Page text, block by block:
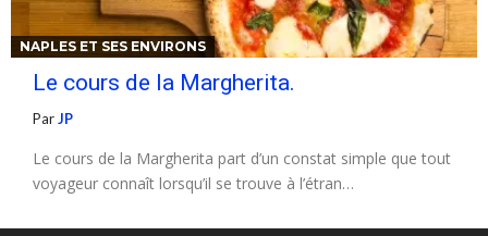
NAPLES ET SES ENVIRONS
Le cours de la Margherita.
ParJP
Le cours de la Margherita part d’un constat simple que tout
voyageur connaît lorsqu’il se trouve à l’étran…